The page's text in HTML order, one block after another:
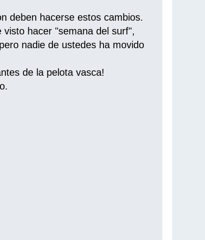
deben hacerse estos cambios.
hacer "semana del surf",
nadie de ustedes ha movido
de la pelota vasca!